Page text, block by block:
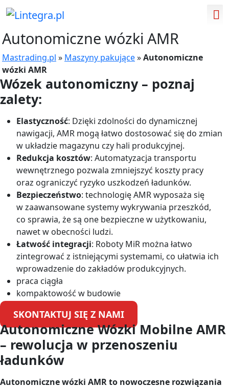
Autonomiczne wózki AMR
Mastrading.pl » Maszyny pakujące»Autonomiczne
wózki AMR
Wózek autonomiczny – poznaj
zalety:
Elastyczność: Dzięki zdolności do dynamicznej
nawigacji, AMR mogą łatwo dostosować się do zmian
w układzie magazynu czy hali produkcyjnej.
Redukcja kosztów: Automatyzacja transportu
wewnętrznego pozwala zmniejszyć koszty pracy
oraz ograniczyć ryzyko uszkodzeń ładunków.
Bezpieczeństwo: technologię AMR wyposaża się
w zaawansowane systemy wykrywania przeszkód,
co sprawia, że są one bezpieczne w użytkowaniu,
nawet w obecności ludzi.
Łatwość integracji: Roboty MiR można łatwo
zintegrować z istniejącymi systemami, co ułatwia ich
wprowadzenie do zakładów produkcyjnych.
praca ciągła
kompaktowość w budowie
SKONTAKTUJ SIĘ Z NAMI
Autonomiczne Wózki Mobilne AMR
– rewolucja w przenoszeniu
ładunków
Autonomiczne wózki AMR to nowoczesne rozwiązania